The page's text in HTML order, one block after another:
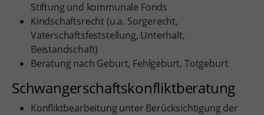
Stiftung und kommunale Fonds
Kindschaftsrecht (u.a. Sorgerecht,
Vaterschaftsfeststellung, Unterhalt,
Beistandschaft)
Beratung nach Geburt, Fehlgeburt, Totgeburt
Schwangerschaftskonfliktberatung
Konfliktbearbeitung unter Berücksichtigung der